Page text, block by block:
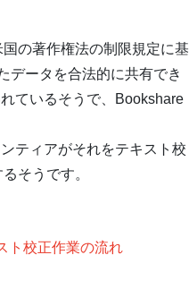
の著作権法の制限規定に基
データを合法的に共有でき
ているそうで、Bookshare
ティアがそれをテキスト校
そうです。
ト校正作業の流れ